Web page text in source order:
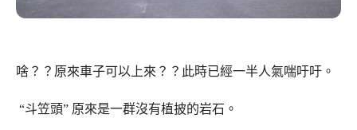
啥？？原來車子可以上來？？此時已經一半人氣喘吁吁。
“斗笠頭” 原來是一群沒有植披的岩石。